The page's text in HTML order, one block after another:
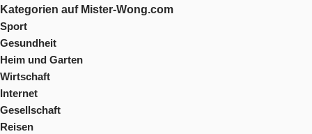
Kategorien auf Mister-Wong.com
Sport
Gesundheit
Heim und Garten
Wirtschaft
Internet
Gesellschaft
Reisen